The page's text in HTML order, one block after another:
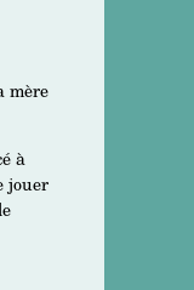
mère
à
jouer